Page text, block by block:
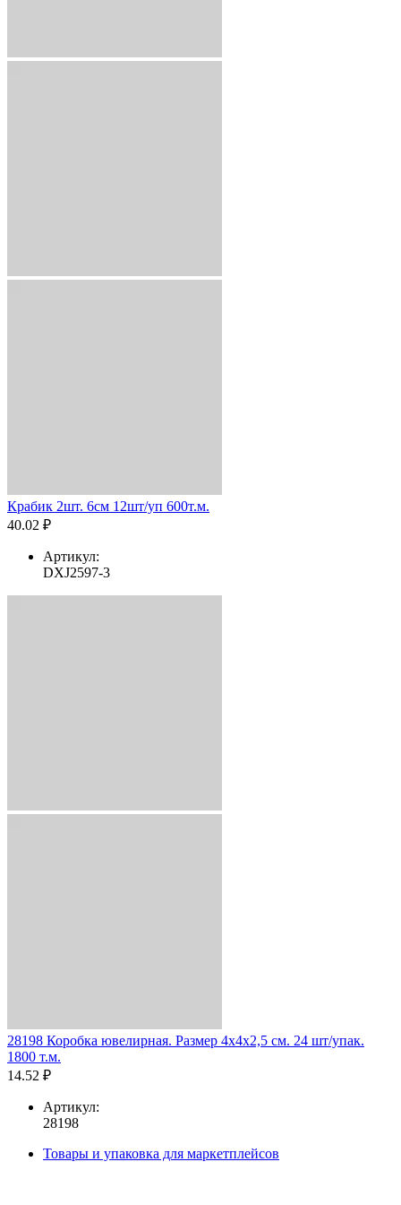
Крабик 2шт. 6см 12шт/уп 600т.м.
40.02 ₽
Артикул:
DXJ2597-3
28198 Коробка ювелирная. Размер 4x4x2,5 см. 24 шт/упак.
1800 т.м.
14.52 ₽
Артикул:
28198
Товары и упаковка для маркетплейсов